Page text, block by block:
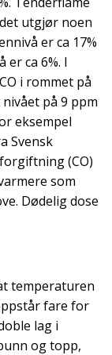
utgjør noen
er ca 17%
ca 6%. I
i rommet på
på 9 ppm
eksempel
Svensk
(CO)
som
Dødelig dose
temperaturen
fare for
lag i
og topp,